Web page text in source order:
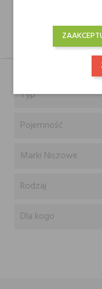
OPIS
Typ
Pojemność
Marki Niszowe
Rodzaj
Dla kogo